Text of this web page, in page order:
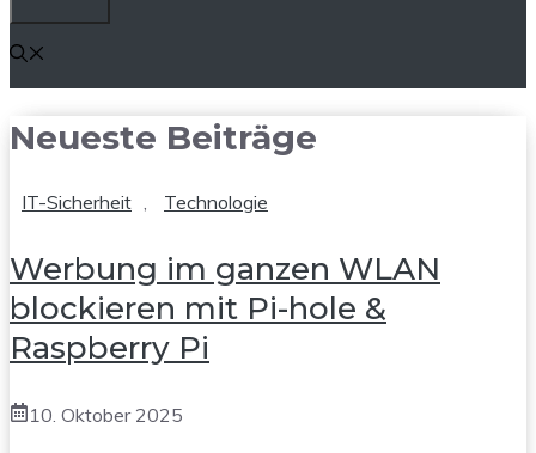
Neueste Beiträge
IT-Sicherheit , Technologie
Werbung im ganzen WLAN
blockieren mit Pi-hole &
Raspberry Pi
10. Oktober 2025